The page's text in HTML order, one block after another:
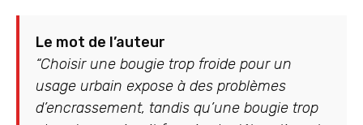
Le mot de l’auteur
“Choisir une bougie trop froide pour un
usage urbain expose à des problèmes
d’encrassement, tandis qu’une bougie trop